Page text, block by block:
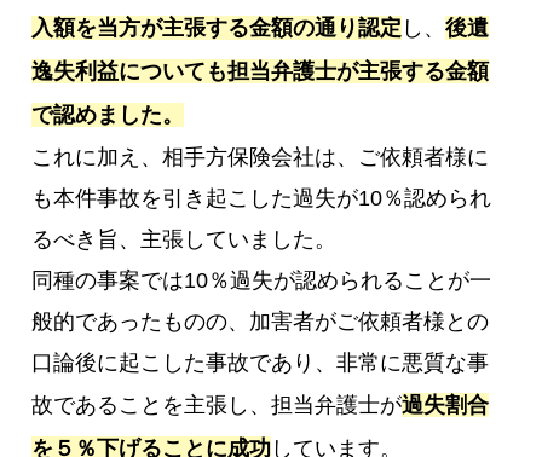
入額を当方が主張する金額の通り認定 し、後遺
逸失利益についても担当弁護士が主張する金額
で認めました。
これに加え、相手方保険会社は、ご依頼者様に
も本件事故を引き起こした過失が10％認められ
るべき旨、主張していました。
同種の事案では10％過失が認められることが一
般的であったものの、加害者がご依頼者様との
口論後に起こした事故であり、非常に悪質な事
故であることを主張し、担当弁護士が過失割合
を５％下げることに成功 しています。